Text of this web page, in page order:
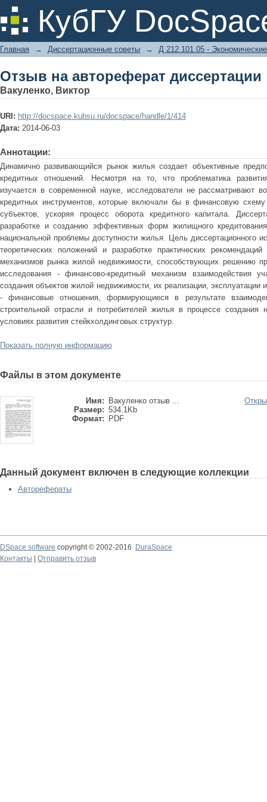
КубГУ
Отзыв на автореферат диссертации
Главная → Диссертационные советы → Д 212.101.05 -
Отзыв на автореферат диссертации
Вакуленко, Виктор
URI: http://docspace.kubsu.ru/docspace/handle/1/414
Дата: 2014-06-03
Аннотации:
Динамично развивающийся рынок жилья создает объективные
кредитных отношений. Несмотря на то, что проблематика
изучается в современной науке, исследователи не рассматривают
кредитных инструментов, которые включали бы в финансовую схему
субъектов, ускоряя процесс оборота кредитного капитала.
разработке и созданию эффективных форм жилищного
национальной проблемы доступности жилья. Цель диссертационного
теоретических положений и разработке практических
механизмов рынка жилой недвижимости, способствующих решению
исследования - финансово-кредитный механизм взаимодействия
создания объектов жилой недвижимости, их реализации,
- финансовые отношения, формирующиеся в результате
строительной отрасли и потребителей жилья в процессе
условиях развития стейкхолдинговых структур.
Показать полную информацию
Файлы в этом документе
Имя:
Вакуленко отзыв ...
Размер: 534.1Kb
Формат:
PDF
Данный документ включен в следующие коллекции
Авторефераты
DSpace software copyright © 2002-2016
DuraSpace
Контакты
Отправить отзыв